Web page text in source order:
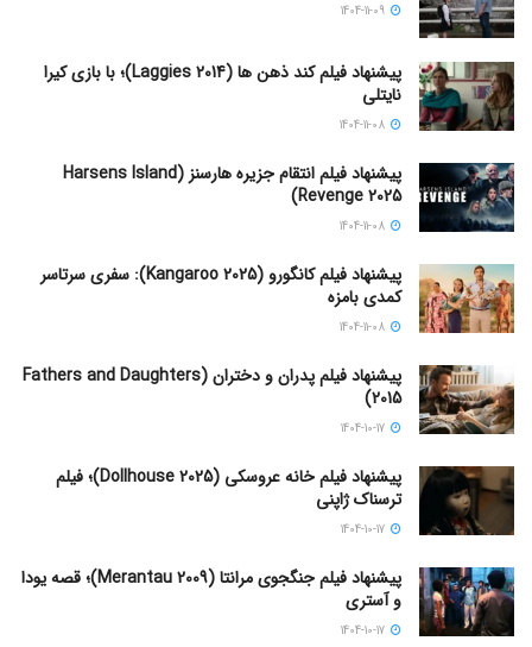
پیشنهاد فیلم کند ذهن ها (Laggies 2014)؛ با بازی کیرا
نایتلی
پیشنهاد فیلم انتقام جزیره هارسنز (Harsens Island
Revenge 2025)
پیشنهاد فیلم کانگورو (Kangaroo 2025): سفری سرتاسر
کمدی بامزه
پیشنهاد فیلم پدران و دختران (Fathers and Daughters
2015)
پیشنهاد فیلم خانه عروسکی (Dollhouse 2025)؛ فیلم
ترسناک ژاپنی
پیشنهاد فیلم جنگجوی مرانتا (Merantau 2009)؛ قصه یودا
و آستری